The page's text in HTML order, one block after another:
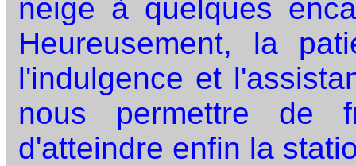
neige à quelques
Heureusement, la
l'indulgence et
nous permettre de
d'atteindre enfin la